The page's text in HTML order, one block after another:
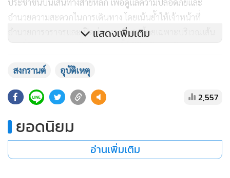
อำนวยความสะดวกในการเดินทาง โดยเน้นย้ำให้เจ้าหน้าที่
อำนวยการจราจรและเปิดช่องทางพิเศษ โดยเฉพาะบริเวณเส้น
ทางที่มีการจราจรแออัด นอกจากนี้ ให้จังหวัดร่วมกับขนส่ง
ประจำทางให้เพียงพอ ไม่ให้มีผู้โดยสารตกค้าง เข้มงวดการตรวจ
ความพร้อมของรถโดยสารสาธารณะ และพนักงานขับรถ รวมถึง
กวดขันไม่ให้มีรถเสริมที่ผิดกฎหมายอย่างเด็ดขาด” นายดำรง
กล่าว
แสดงเพิ่มเติม
สงกรานต์ อุบัติเหตุ
2,557
ยอดนิยม
อ่านเพิ่มเติม